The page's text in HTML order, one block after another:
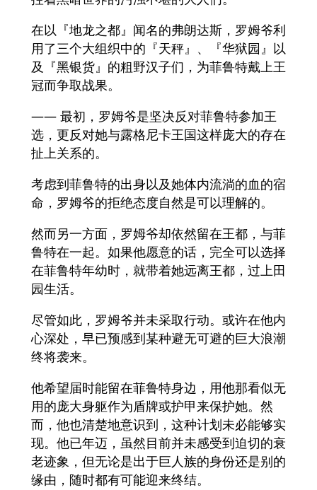
在以『地龙之都』闻名的弗朗达斯，罗姆爷利
用了三个大组织中的『天秤』、『华狱园』以
及『黑银货』的粗野汉子们，为菲鲁特戴上王
冠而争取战果。
—— 最初，罗姆爷是坚决反对菲鲁特参加王
选，更反对她与露格尼卡王国这样庞大的存在
扯上关系的。
考虑到菲鲁特的出身以及她体内流淌的血的宿
命，罗姆爷的拒绝态度自然是可以理解的。
然而另一方面，罗姆爷却依然留在王都，与菲
鲁特在一起。如果他愿意的话，完全可以选择
在菲鲁特年幼时，就带着她远离王都，过上田
园生活。
尽管如此，罗姆爷并未采取行动。或许在他内
心深处，早已预感到某种避无可避的巨大浪潮
终将袭来。
他希望届时能留在菲鲁特身边，用他那看似无
用的庞大身躯作为盾牌或护甲来保护她。然
而，他也清楚地意识到，这种计划未必能够实
现。他已年迈，虽然目前并未感受到迫切的衰
老迹象，但无论是出于巨人族的身份还是别的
缘由，随时都有可能迎来终结。